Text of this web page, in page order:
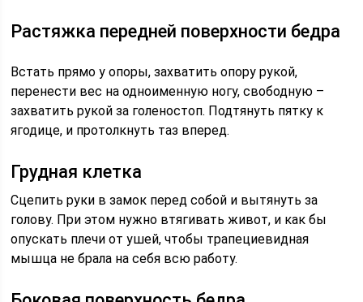
Растяжка передней поверхности бедра
Встать прямо у опоры, захватить опору рукой,
перенести вес на одноименную ногу, свободную –
захватить рукой за голеностоп. Подтянуть пятку к
ягодице, и протолкнуть таз вперед.
Грудная клетка
Сцепить руки в замок перед собой и вытянуть за
голову. При этом нужно втягивать живот, и как бы
опускать плечи от ушей, чтобы трапециевидная
мышца не брала на себя всю работу.